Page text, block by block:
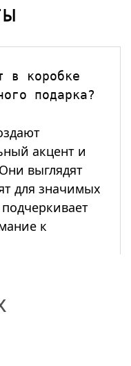
в коробке
подарка?
акцент и
выглядят
для значимых
к